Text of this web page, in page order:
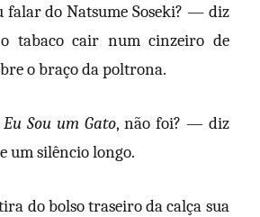
falar do Natsume Soseki? — diz
o tabaco cair num cinzeiro de
o braço da poltrona.
Eu Sou um Gato, não foi? — diz
um silêncio longo.
do bolso traseiro da calça sua